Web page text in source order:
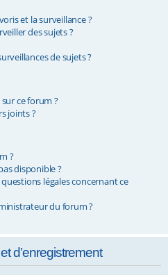
et la surveillance ?
des sujets ?
de sujets ?
ce forum ?
joints ?
?
disponible ?
légales concernant ce
du forum ?
d’enregistrement